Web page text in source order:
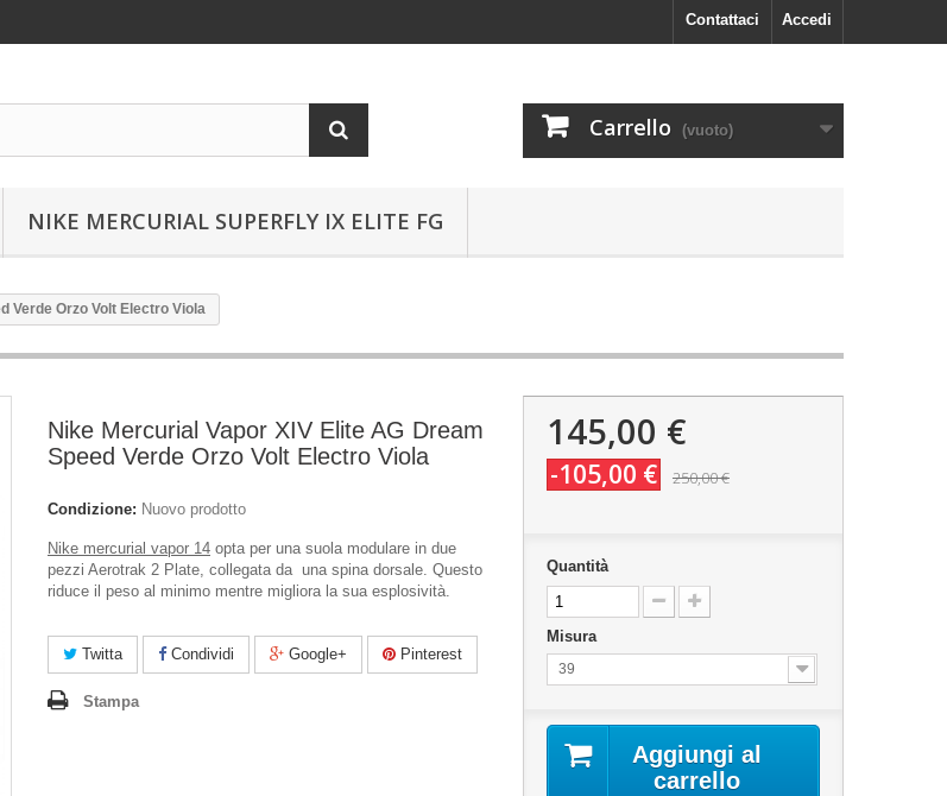
Accedi
Contattaci
Carrello (vuoto)
NIKE MERCURIAL SUPERFLY IX ELITE FG
Verde Orzo Volt Electro Viola
Nike Mercurial Vapor XIV Elite AG Dream
Speed Verde Orzo Volt Electro Viola
Condizione: Nuovo prodotto
Nike mercurial vapor 14 opta per una suola modulare in due
pezzi Aerotrak 2 Plate, collegata da una spina dorsale. Questo
riduce il peso al minimo mentre migliora la sua esplosività.
Twitta Condividi Google+ Pinterest
Stampa
145,00 €
-105,00 € 250,00 €
Quantità
Misura
39
Aggiungi al
carrello